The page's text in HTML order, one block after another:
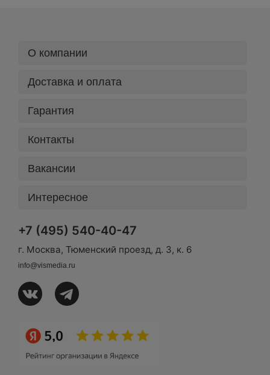
О компании
Доставка и оплата
Гарантия
Контакты
Вакансии
Интересное
+7 (495) 540-40-47
г. Москва, Тюменский проезд, д. 3, к. 6
info@vismedia.ru